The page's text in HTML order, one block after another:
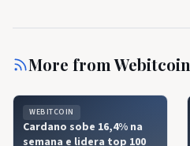
More fromWebitcoin
WEBITCOIN
Cardano sobe 16,4% na
semana e lidera top 100